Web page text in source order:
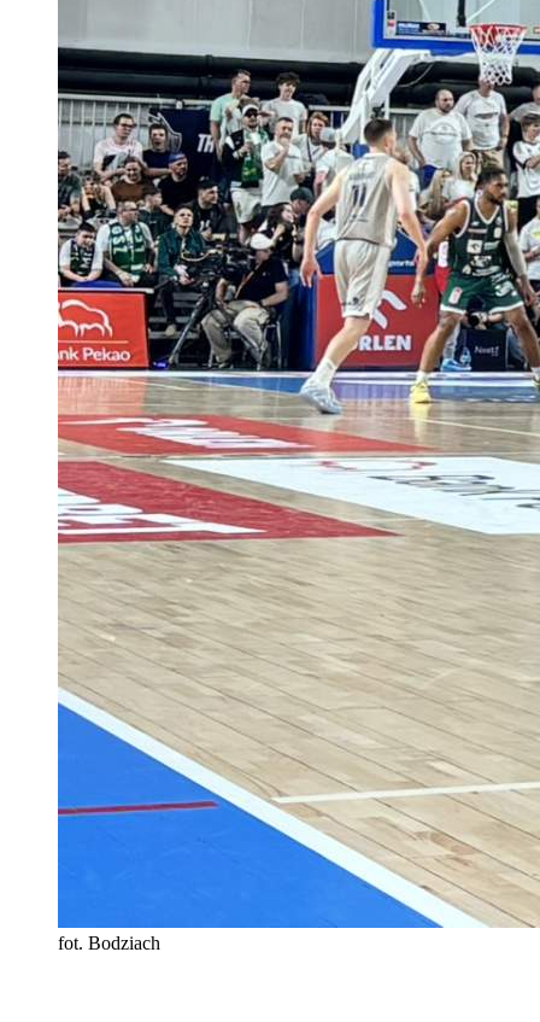
fot. Bodziach